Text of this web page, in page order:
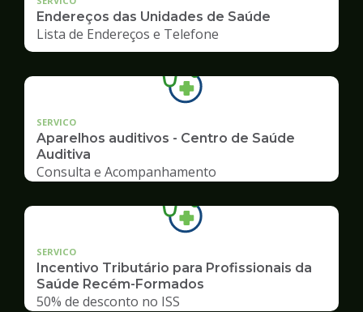
Endereços das Unidades de Saúde
Lista de Endereços e Telefone
SERVICO
Aparelhos auditivos - Centro de Saúde
Auditiva
Consulta e Acompanhamento
SERVICO
Incentivo Tributário para Profissionais da
Saúde Recém-Formados
50% de desconto no ISS